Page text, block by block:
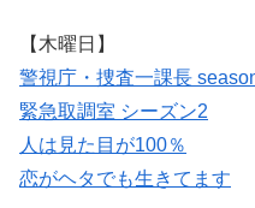
【木曜日】
警視庁・捜査一課長
緊急取調室 シーズン2
人は見た目が100％
恋がヘタでも生きてます